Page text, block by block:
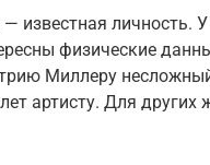
известная личность.
физические
Миллеру
артисту. Для других